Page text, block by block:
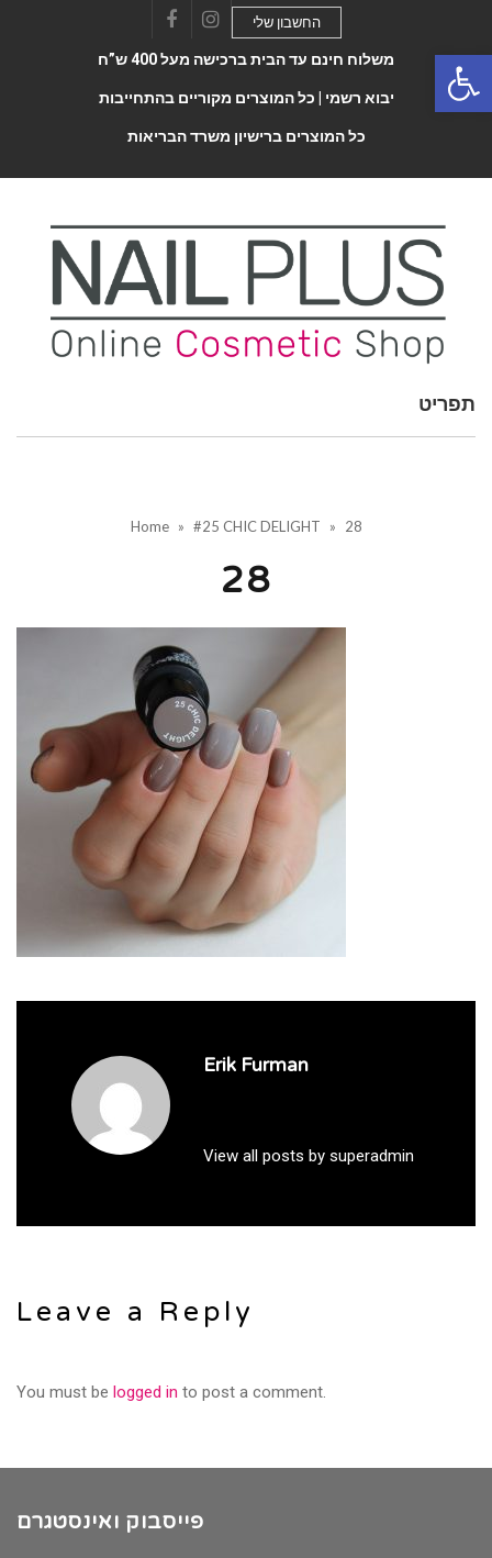
FacebookInstagram
החשבון שלי
משלוח חינם עד הבית ברכישה מעל 400 ש”ח
יבוא רשמי | כל המוצרים מקוריים בהתחייבות
כל המוצרים ברישיון משרד הבריאות
Toggle
תפריט
Home » #25 CHIC DELIGHT » 28
28
Erik Furman
View all posts by superadmin
Leave a Reply
You must be logged in to post a comment.
פייסבוק ואינסטגרם